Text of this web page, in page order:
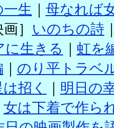
生
母なれば
］ いのちの詩
に生きる
虹を
のり平トラベ
招く
明日の
女は下着で作ら